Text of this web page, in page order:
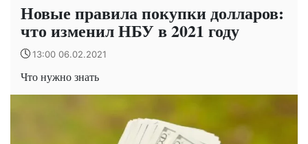
Новые правила покупки долларов:
что изменил НБУ в 2021 году
13:00 06.02.2021
Что нужно знать